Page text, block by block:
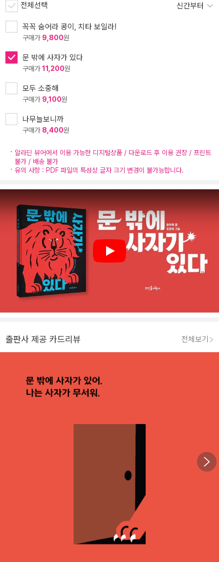
전체선택 신간부터
꼭꼭 숨어라 콩이, 치타 보일라!
구매가 9,800원
문 밖에 사자가 있다
구매가11,200원
모두 소중해
구매가 9,100원
나무늘보니까
구매가 8,400원
알라딘 뷰어에서 이용 가능한 디지털상품 / 다운로드 후 이용 권장 / 프린트
불가 / 배송 불가
유의 사항 : PDF 파일의 특성상 글자 크기 변경이 불가능합니다.
Play
출판사 제공 카드리뷰 전체보기